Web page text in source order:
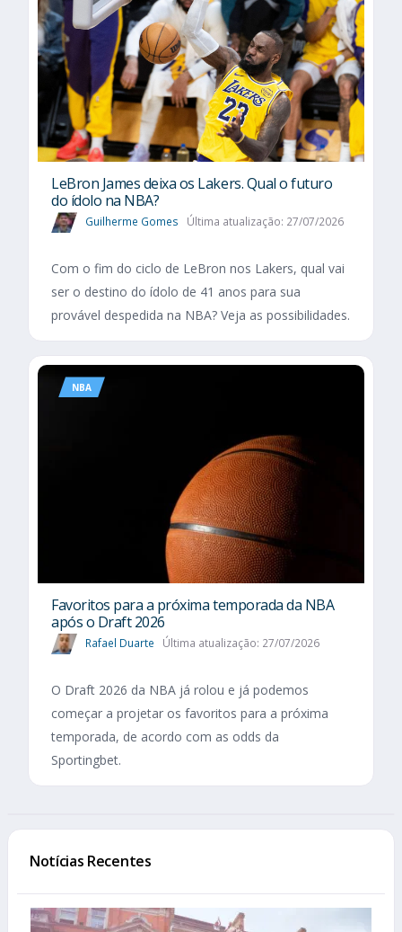
LeBron James deixa os Lakers. Qual o futuro
do ídolo na NBA?
Guilherme Gomes Última atualização: 27/07/2026
Com o fim do ciclo de LeBron nos Lakers, qual vai
ser o destino do ídolo de 41 anos para sua
provável despedida na NBA? Veja as possibilidades.
NBA
Favoritos para a próxima temporada da NBA
após o Draft 2026
Rafael Duarte Última atualização: 27/07/2026
O Draft 2026 da NBA já rolou e já podemos
começar a projetar os favoritos para a próxima
temporada, de acordo com as odds da
Sportingbet.
Notícias Recentes